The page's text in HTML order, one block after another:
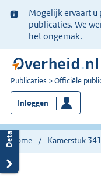
Ter
informatie:
Mogelijk ervaart
publicaties. We
het ongemak.
U
bent
nu
hier:
Publicaties Officiële
Inloggen
Home Kamerstuk